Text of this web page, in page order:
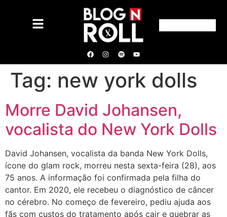
Tag: new york dolls
Morre David Johansen,
vocalista do New York Dolls
David Johansen, vocalista da banda New York Dolls,
ícone do glam rock, morreu nesta sexta-feira (28), aos
75 anos. A informação foi confirmada pela filha do
cantor. Em 2020, ele recebeu o diagnóstico de câncer
no cérebro. No começo de fevereiro, pediu ajuda aos
fãs com custos do tratamento após cair e quebrar as